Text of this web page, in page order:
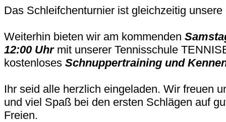
Das Schleifchenturnier ist gleichzeitig
Weiterhin bieten wir am kommenden
12:00 Uhrmit unserer Tennisschule
kostenloses Schnuppertraining und
Ihr seid alle herzlich eingeladen. Wir freuen
und viel Spaß bei den ersten Schlägen auf
Freien.